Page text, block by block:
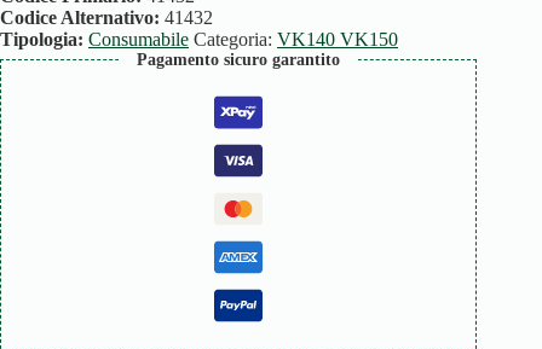
Codice Alternativo: 41432
Tipologia: Consumabile Categoria: VK140 VK150
Pagamento sicuro garantito